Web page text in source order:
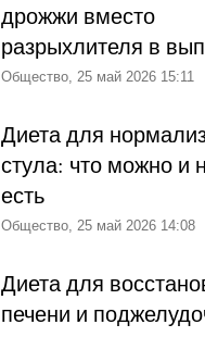
дрожжи вместо
разрыхлителя в
Общество, 25 май 2026 15:11
Диета для
стула: что можно и
есть
Общество, 25 май 2026 14:08
Диета для
печени и